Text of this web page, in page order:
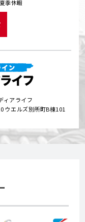
季休暇
ィアライフ
ウエルズ別所町B棟101